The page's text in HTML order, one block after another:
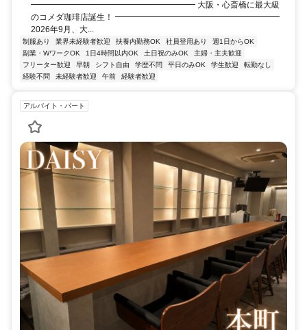
━━━━━━━━━━━━━━━━━━━━ 大阪・心斎橋に最大級
のコメダ珈琲店誕生！ ━━━━━━━━━━━━━━━━━━━━
2026年9月、大...
制服あり 業界未経験者歓迎 扶養内勤務OK 社員登用あり
週1日からOK
副業・WワークOK
1日4時間以内OK 土日祝のみOK
主婦・主夫歓迎
フリーター歓迎
早朝 シフト自由 学歴不問 平日のみOK 学生歓迎
転勤なし
経験不問
未経験者歓迎 午前 経験者歓迎
アルバイト・パート